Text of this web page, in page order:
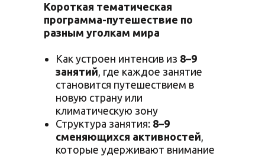
Короткая тематическая
программа-путешествие по
разным уголкам мира
Как устроен интенсив из 8–9
занятий, где каждое занятие
становится путешествием в
новую страну или
климатическую зону
Структура занятия: 8–9
сменяющихся активностей,
которые удерживают внимание